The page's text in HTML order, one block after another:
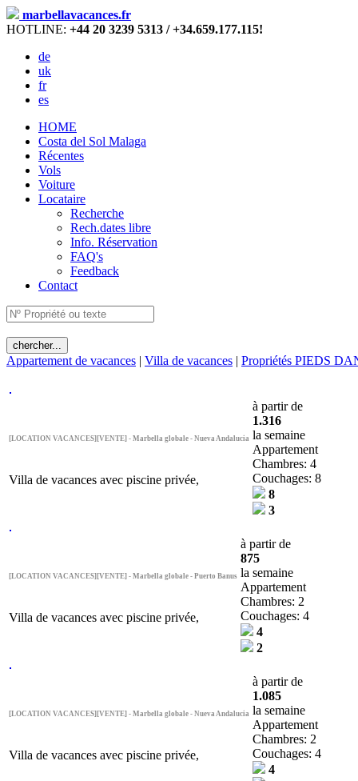
marbellavacances.fr
HOTLINE: +44 20 3239 5313 / +34.659.177.115!
de
uk
fr
es
HOME
Costa del Sol Malaga
Récentes
Vols
Voiture
Locataire
Recherche
Rech.dates libre
Info. Réservation
FAQ's
Feedback
Contact
Appartement de vacances | Villa de vacances | Propriétés PIEDS
[LOCATION VACANCES][VENTE] - Marbella globale - Nueva Andalucia
Villa de vacances avec piscine privée,
à partir de
1.316
la semaine
Appartement
Chambres: 4
Couchages: 8
8
3
[LOCATION VACANCES][VENTE] - Marbella globale - Puerto Banus
Villa de vacances avec piscine privée,
à partir de
875
la semaine
Appartement
Chambres: 2
Couchages: 4
4
2
[LOCATION VACANCES][VENTE] - Marbella globale - Nueva Andalucia
Villa de vacances avec piscine privée,
à partir de
1.085
la semaine
Appartement
Chambres: 2
Couchages: 4
4